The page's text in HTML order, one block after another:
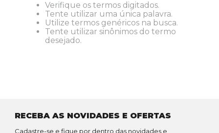
Verifique os termos digitados.
Tente utilizar uma única palavra.
Utilize termos genéricos na busca.
Tente utilizar sinônimos do termo
desejado.
RECEBA AS NOVIDADES E OFERTAS
Cadastre-se e fique por dentro das novidades e